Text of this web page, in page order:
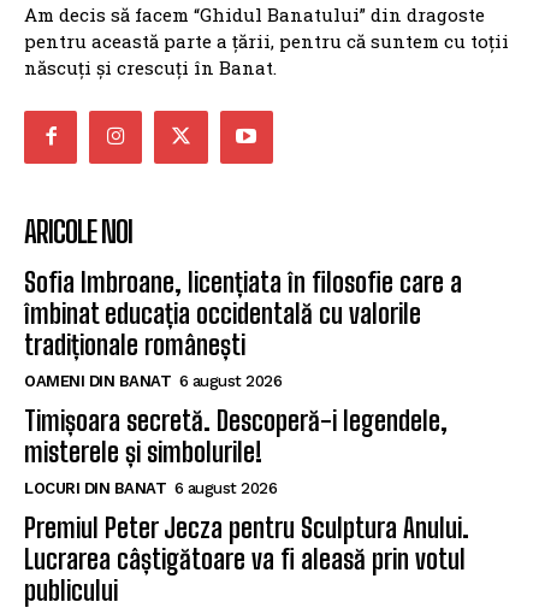
Am decis să facem “Ghidul Banatului” din dragoste
pentru această parte a țării, pentru că suntem cu toții
născuți și crescuți în Banat.
ARICOLE NOI
Sofia Imbroane, licențiata în filosofie care a
îmbinat educația occidentală cu valorile
tradiționale românești
OAMENI DIN BANAT 6 august 2026
Timișoara secretă. Descoperă-i legendele,
misterele și simbolurile!
LOCURI DIN BANAT 6 august 2026
Premiul Peter Jecza pentru Sculptura Anului.
Lucrarea câștigătoare va fi aleasă prin votul
publicului